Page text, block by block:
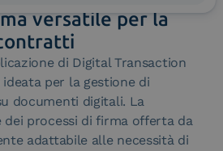
versatile per la
di Digital Transaction
per la gestione di
documenti digitali. La
dei processi di firma offerta da
adattabile alle necessità di